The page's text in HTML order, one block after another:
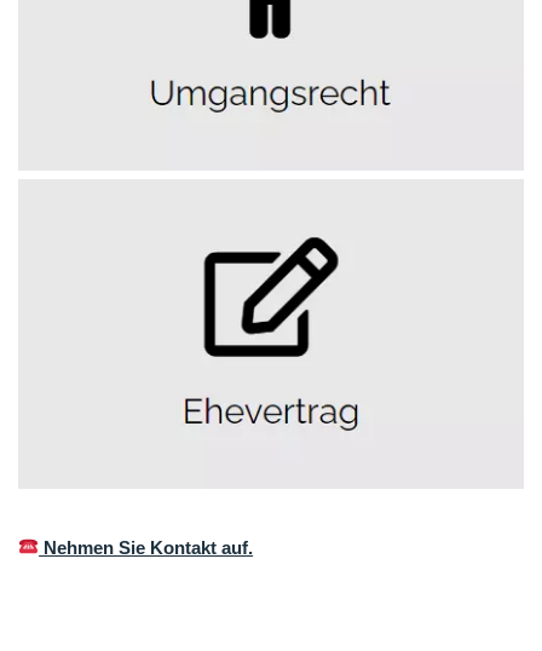
Nehmen Sie Kontakt auf.